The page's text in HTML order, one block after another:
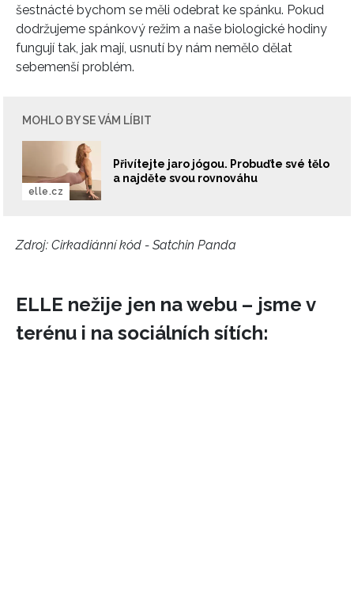
šestnácté bychom se měli odebrat ke spánku. Pokud
dodržujeme spánkový režim a naše biologické hodiny
fungují tak, jak mají, usnutí by nám nemělo dělat
sebemenší problém.
MOHLO BY SE VÁM LÍBIT
Přivítejte jaro jógou. Probuďte své tělo
a najděte svou rovnováhu
elle.cz
Zdroj: Cirkadiánní kód - Satchin Panda
ELLE nežije jen na webu – jsme v
terénu i na sociálních sítích: